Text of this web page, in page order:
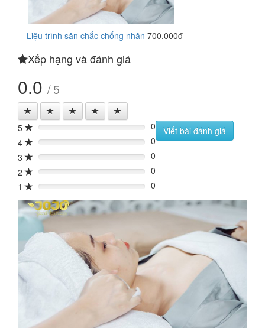
Liệu trình săn chắc chống nhăn 700.000đ
Xếp hạng và đánh giá
0.0 / 5
5 0%
0
4
0%
0
3
0%
0
2
0%
0
1
0% 0
Viết bài đánh giá